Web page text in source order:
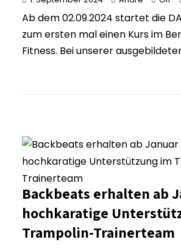
Ab dem 02.09.2024 startet die
zum ersten mal einen Kurs im
Fitness. Bei unserer
Backbeats erhalten ab
hochkaratige
Trampolin-Trainerteam